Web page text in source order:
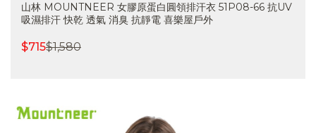
山林 MOUNTNEER 女膠原蛋白圓領排汗衣 51P08-66 抗UV
吸濕排汗 快乾 透氣 消臭 抗靜電 喜樂屋戶外
$715$1,580